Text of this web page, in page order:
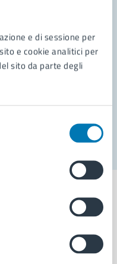
e di sessione per
e cookie analitici per
sito da parte degli